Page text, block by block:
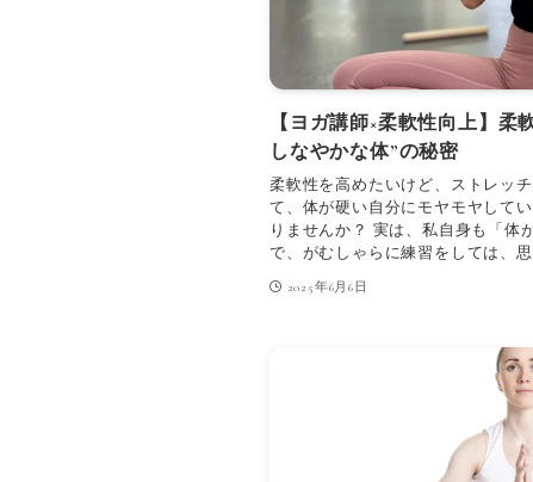
【ヨガ講師×柔軟性向上】柔
しなやかな体”の秘密
柔軟性を高めたいけど、ストレッ
て、体が硬い自分にモヤモヤして
りませんか？ 実は、私自身も「体
で、がむしゃらに練習をしては、
2025年6月6日